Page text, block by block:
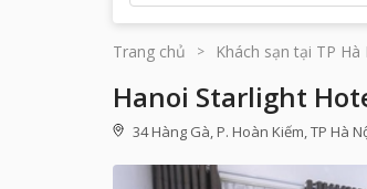
Trang chủ Khách sạn tại TP Hà
Hanoi Starlight
34 Hàng Gà, P. Hoàn Kiếm, TP Hà